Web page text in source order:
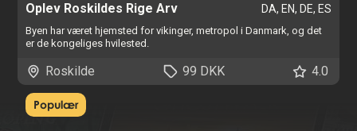
Oplev Roskildes Rige Arv DA, EN, DE, ES
Byen har været hjemsted for vikinger, metropol i Danmark, og det
er de kongeliges hvilested.
Roskilde 99 DKK 4.0
Populær